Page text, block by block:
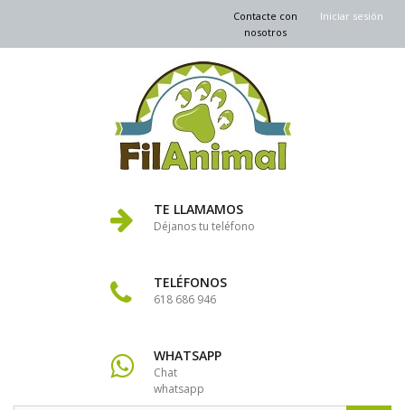
Iniciar sesión
Contacte con
nosotros
TE LLAMAMOS
Déjanos tu teléfono
TELÉFONOS
618 686 946
WHATSAPP
Chat
whatsapp